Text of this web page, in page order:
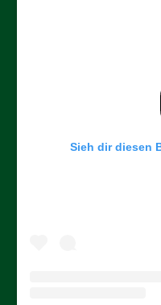
Sieh dir diesen